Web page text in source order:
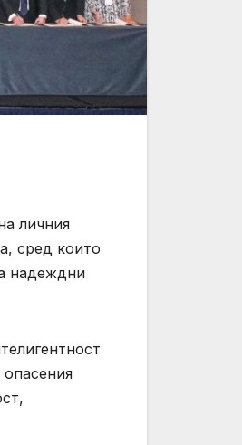
личния
сред които
надеждни